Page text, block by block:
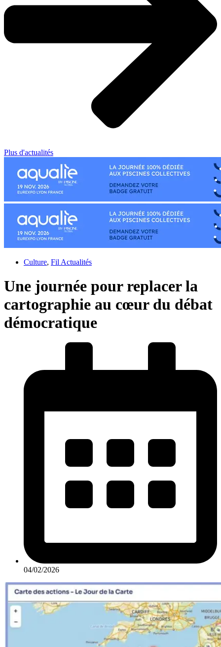
Plus d'actualités
Culture, Fil Actualités
Une journée pour replacer la
cartographie au cœur du débat
démocratique
04/02/2026